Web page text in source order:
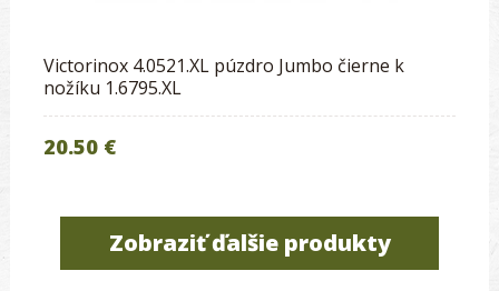
Victorinox 4.0521.XL púzdro Jumbo čierne k
nožíku 1.6795.XL
20.50 €
Zobraziť ďalšie produkty